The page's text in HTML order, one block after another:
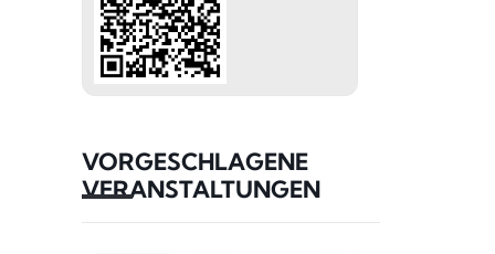
VORGESCHLAGENE
VERANSTALTUNGEN